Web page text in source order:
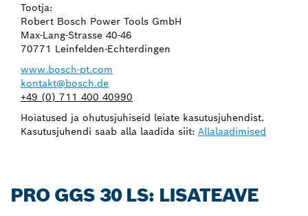
Tootja:
Robert Bosch Power Tools GmbH
Max-Lang-Strasse 40-46
70771 Leinfelden-Echterdingen
www.bosch-pt.com
kontakt@bosch.de
+49 (0) 711 400 40990
Hoiatused ja ohutusjuhiseid leiate kasutusjuhendist.
Kasutusjuhendi saab alla laadida siit: Allalaadimised
PRO GGS 30 LS: LISATEAVE